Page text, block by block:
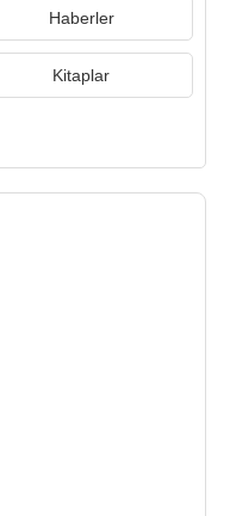
Haberler
Kitaplar